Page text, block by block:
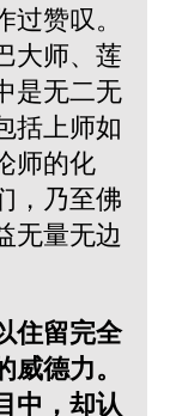
赞叹。
大师、莲
是无二无
括上师如
师的化
，乃至佛
无量无边
住留完全
德力。
中，却认